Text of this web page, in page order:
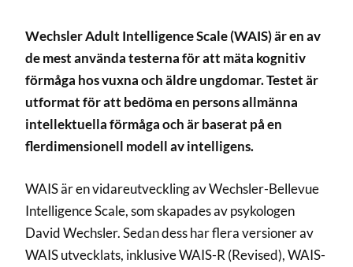
Wechsler Adult Intelligence Scale (WAIS) är en av
de mest använda testerna för att mäta kognitiv
förmåga hos vuxna och äldre ungdomar. Testet är
utformat för att bedöma en persons allmänna
intellektuella förmåga och är baserat på en
flerdimensionell modell av intelligens.
WAIS är en vidareutveckling av Wechsler-Bellevue
Intelligence Scale, som skapades av psykologen
David Wechsler. Sedan dess har flera versioner av
WAIS utvecklats, inklusive WAIS-R (Revised), WAIS-